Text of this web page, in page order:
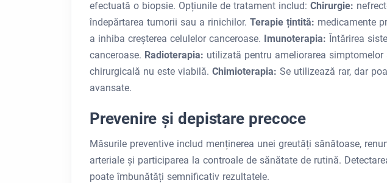
efectuată o biopsie. Opțiunile de tratament includ: Chirurgie:
îndepărtarea tumorii sau a rinichilor. Terapie țintită: medicamente
a inhiba creșterea celulelor canceroase. Imunoterapia: Întărirea
canceroase. Radioterapia: utilizată pentru ameliorarea
chirurgicală nu este viabilă. Chimioterapia: Se utilizează rar, dar
avansate.
Prevenire și depistare precoce
Măsurile preventive includ menținerea unei greutăți sănătoase,
arteriale și participarea la controale de sănătate de rutină.
poate îmbunătăți semnificativ rezultatele.